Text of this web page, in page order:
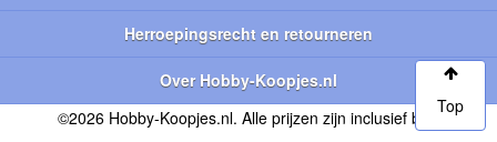
Herroepingsrecht en retourneren
Over Hobby-Koopjes.nl
©2026 Hobby-Koopjes.nl. Alle prijzen zijn inclusief btw.
Top